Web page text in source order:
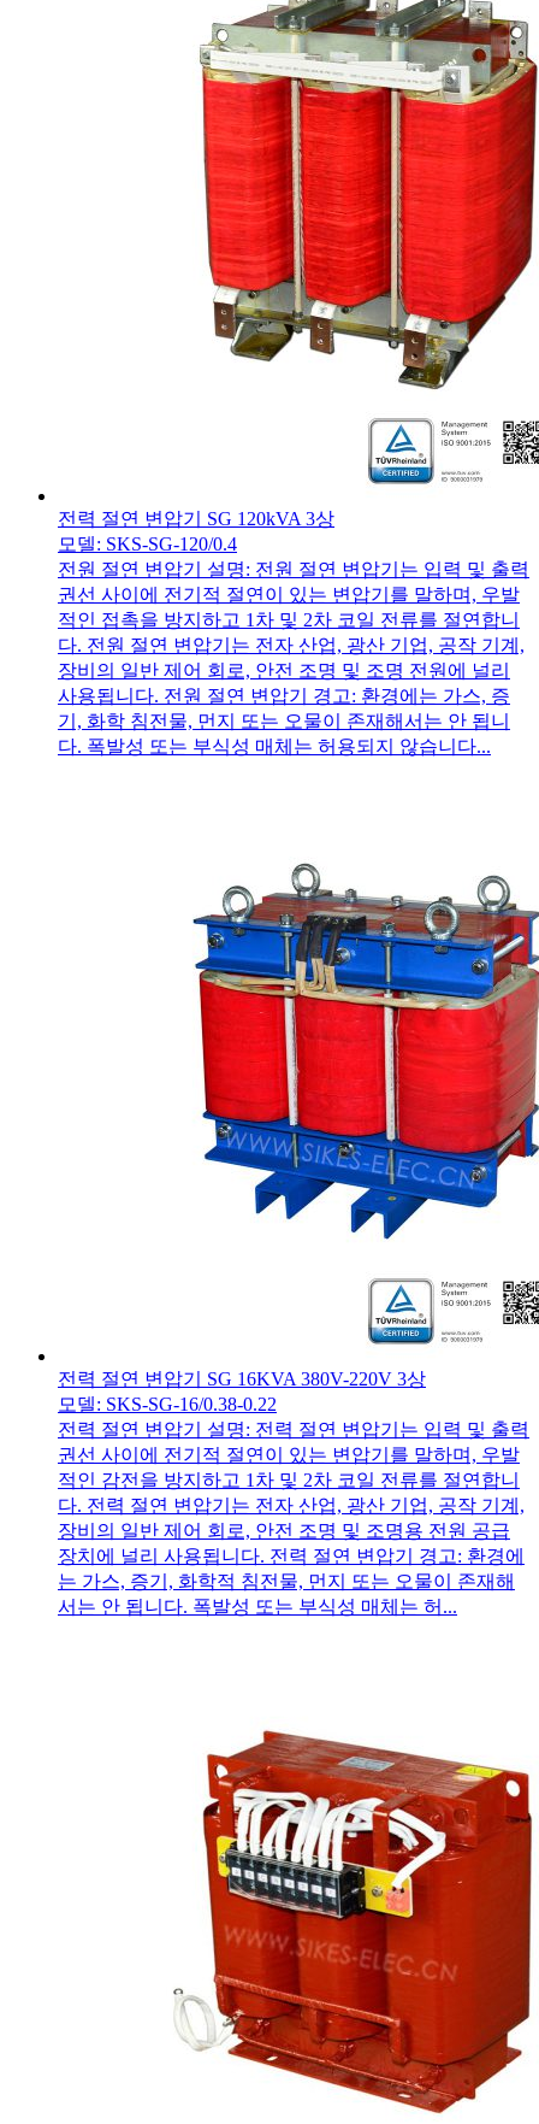
전력 절연 변압기 SG 120kVA 3상
모델: SKS-SG-120/0.4
전원 절연 변압기 설명: 전원 절연 변압기는 입력 및 출력
권선 사이에 전기적 절연이 있는 변압기를 말하며, 우발
적인 접촉을 방지하고 1차 및 2차 코일 전류를 절연합니
다. 전원 절연 변압기는 전자 산업, 광산 기업, 공작 기계,
장비의 일반 제어 회로, 안전 조명 및 조명 전원에 널리
사용됩니다. 전원 절연 변압기 경고: 환경에는 가스, 증
기, 화학 침전물, 먼지 또는 오물이 존재해서는 안 됩니
다. 폭발성 또는 부식성 매체는 허용되지 않습니다...
전력 절연 변압기 SG 16KVA 380V-220V 3상
모델: SKS-SG-16/0.38-0.22
전력 절연 변압기 설명: 전력 절연 변압기는 입력 및 출력
권선 사이에 전기적 절연이 있는 변압기를 말하며, 우발
적인 감전을 방지하고 1차 및 2차 코일 전류를 절연합니
다. 전력 절연 변압기는 전자 산업, 광산 기업, 공작 기계,
장비의 일반 제어 회로, 안전 조명 및 조명용 전원 공급
장치에 널리 사용됩니다. 전력 절연 변압기 경고: 환경에
는 가스, 증기, 화학적 침전물, 먼지 또는 오물이 존재해
서는 안 됩니다. 폭발성 또는 부식성 매체는 허...